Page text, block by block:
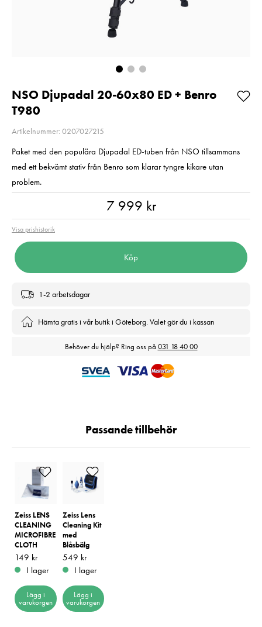
NSO Djupadal 20-60x80 ED + Benro
T980
Artikelnummer: 0207027215
Paket med den populära Djupadal ED-tuben från NSO tillsammans
med ett bekvämt stativ från Benro som klarar tyngre kikare utan
problem.
7 999 kr
Visa prishistorik
Köp
1-2 arbetsdagar
Hämta gratis i vår butik i Göteborg. Valet gör du i kassan
Behöver du hjälp? Ring oss på 031 18 40 00
Passande tillbehör
Zeiss LENS
CLEANING
MICROFIBRE
CLOTH
Pris: 149 kr
149 kr
I lager
Lägg i
varukorgen
Zeiss Lens
Cleaning Kit
med
Blåsbälg
Pris:549 kr
549 kr
I lager
Lägg i
varukorgen